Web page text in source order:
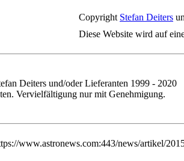
Copyright Stefan Deiters
Diese Website wird auf
Deiters und/oder Lieferanten 1999 - 2020
Vervielfältigung nur mit Genehmigung.
www.astronews.com:443/news/artikel/